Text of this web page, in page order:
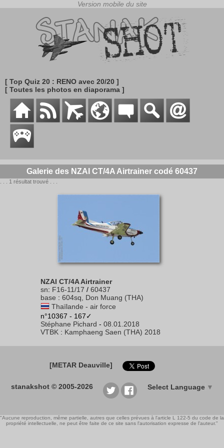
[ Top Quiz 20 : RENO avec 20/20 ]
[ Toutes les photos en diaporama ]
Galerie des NZAI CT/4A Airtrainer codé 60437
. . . 1 résultat trouvé . . .
NZAI CT/4A Airtrainer
sn: F16-11/17 / 60437
base : 604sq, Don Muang (THA)
Thaïlande - air force
n°10367 - 167✓
Stéphane Pichard - 08.01.2018
VTBK : Kamphaeng Saen (THA) 2018
[METAR Deauville]
stanakshot © 2005-2026 Select Language ▼
"Aucune reproduction, même partielle, autres que celles prévues à l'article L 122-5 du code de la
propriété intellectuelle, ne peut être faite de ce site sans l'autorisation expresse de l'auteur."